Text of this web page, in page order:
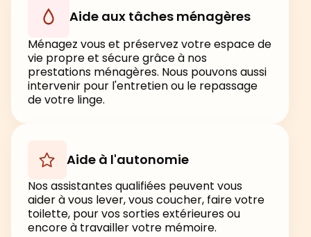
Aide aux tâches ménagères
Ménagez vous et préservez votre espace de
vie propre et sécure grâce à nos
prestations ménagères. Nous pouvons aussi
intervenir pour l'entretien ou le repassage
de votre linge.
Aide à l'autonomie
Nos assistantes qualifiées peuvent vous
aider à vous lever, vous coucher, faire votre
toilette, pour vos sorties extérieures ou
encore à travailler votre mémoire.